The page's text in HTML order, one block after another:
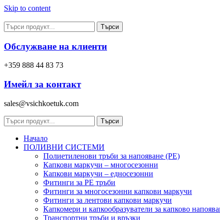
Skip to content
Търси
Обслужване на клиенти
+359 888 44 83 73
Имейл за контакт
sales@vsichkoetuk.com
Търси
Начало
ПОЛИВНИ СИСТЕМИ
Полиетиленови тръби за напояване (PE)
Капкови маркучи – многосезонни
Капкови маркучи – едносезонни
Фитинги за PE тръби
Фитинги за многосезонни капкови маркучи
Фитинги за лентови капкови маркучи
Капкомери и капкообразуватели за капково
Транспортни тръби и връзки